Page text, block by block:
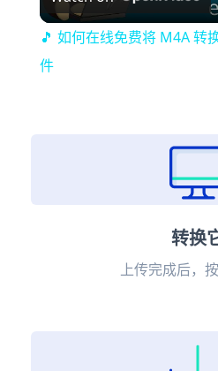
🎵 如何在线免费将 M4A 转
件
转换
上传完成后，